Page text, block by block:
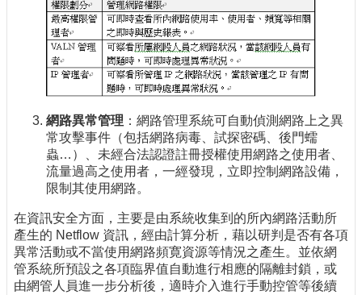
網路異常管理 ：網路管理系統可自動偵測網路上之異
常攻擊事件（包括網路病毒、試探密碼、後門蠕
蟲…）、未經合法認證註冊授權使用網路之使用者、
流量過高之使用者，一經發現，立即控制網路設備，
限制其使用網路。
在資訊安全方面，主要是由系統收集到的所內網路活動所
產生的 Netflow 資訊，經由計算分析，藉以研判是否有各項
異常活動或不當使用網路頻寛資源等情況之產生。並依網
管系統所預設之各項臨界值自動進行相應的隔離封鎖，或
由網管人員進一步分析後，適時介入進行手動控管等後續